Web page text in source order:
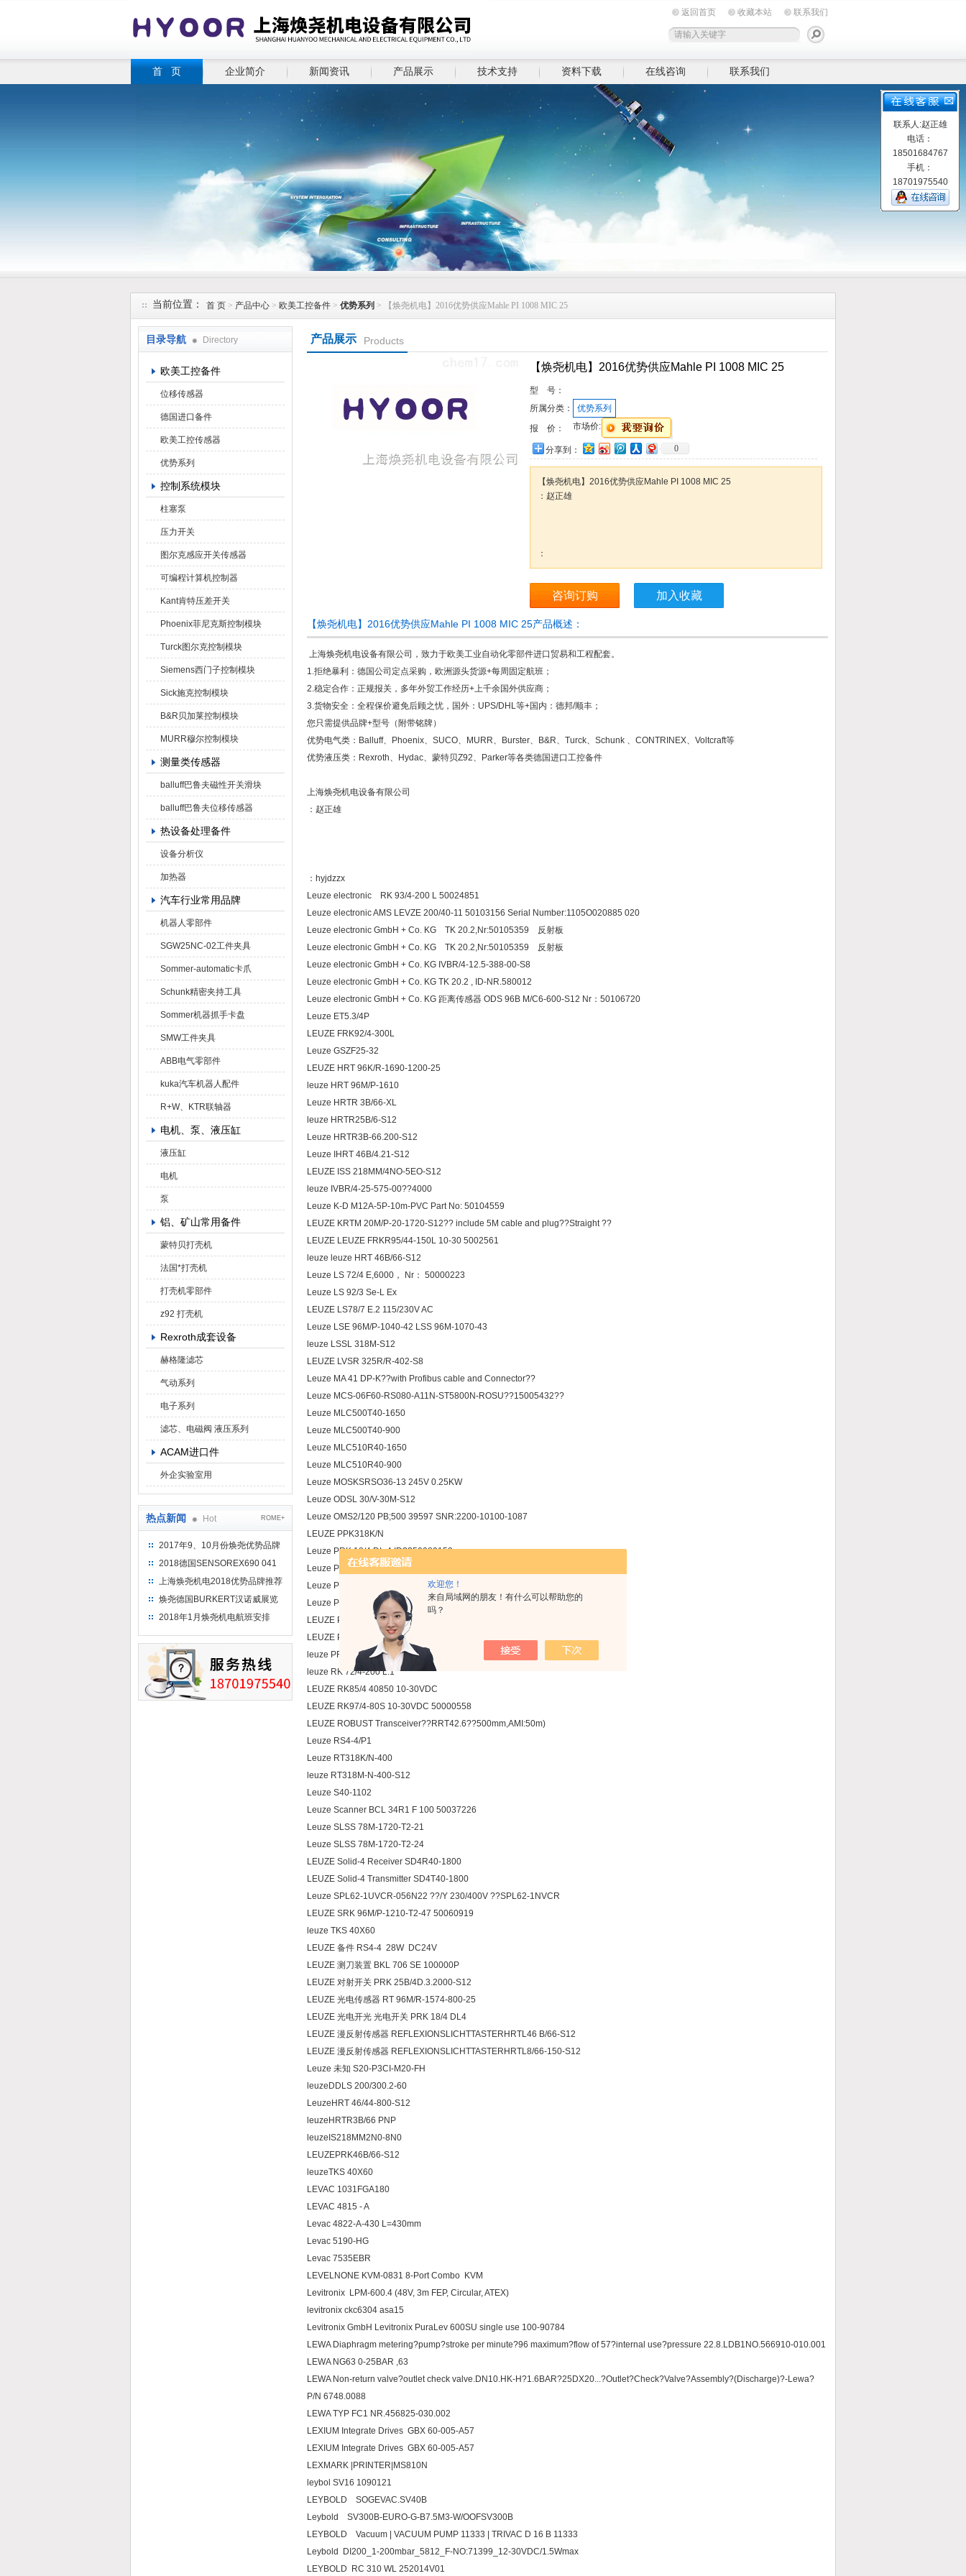
欢迎您！
来自局域网的朋友！有什么可以帮助您的
吗？
返回首页 收藏本站 联系我们
首 页 企业简介 新闻资讯 产品展示 技术支持 资料下载 在线咨询 联系我们
当前位置： 首 页 > 产品中心 > 欧美工控备件 > 优势系列 > 【焕尧机电】2016优势供应Mahle PI 1008 MIC 25
目录导航 Directory
欧美工控备件
位移传感器
德国进口备件
欧美工控传感器
优势系列
控制系统模块
柱塞泵
压力开关
图尔克感应开关传感器
可编程计算机控制器
Kant肯特压差开关
Phoenix菲尼克斯控制模块
Turck图尔克控制模块
Siemens西门子控制模块
Sick施克控制模块
B&R贝加莱控制模块
MURR穆尔控制模块
测量类传感器
balluff巴鲁夫磁性开关滑块
balluff巴鲁夫位移传感器
热设备处理备件
设备分析仪
加热器
汽车行业常用品牌
机器人零部件
SGW25NC-02工件夹具
Sommer-automatic卡爪
Schunk精密夹持工具
Sommer机器抓手卡盘
SMW工件夹具
ABB电气零部件
kuka汽车机器人配件
R+W、KTR联轴器
电机、泵、液压缸
液压缸
电机
泵
铝、矿山常用备件
蒙特贝打壳机
法国*打壳机
打壳机零部件
z92 打壳机
Rexroth成套设备
赫格隆滤芯
气动系列
电子系列
滤芯、电磁阀 液压系列
ACAM进口件
外企实验室用
热点新闻 Hot ROME+
2017年9、10月份焕尧优势品牌
推荐
2018德国SENSOREX690 041
415 D
上海焕尧机电2018优势品牌推荐
焕尧德国BURKERT汉诺威展览
（2018）
2018年1月焕尧机电航班安排
产品展示 Products
【焕尧机电】2016优势供应Mahle PI 1008 MIC 25
型 号：
所属分类：
优势系列
报 价：
市场价:
分享到： 0
【焕尧机电】2016优势供应Mahle PI 1008 MIC 25
：赵正雄
：
咨询订购 加入收藏
【焕尧机电】2016优势供应Mahle PI 1008 MIC 25产品概述：
上海焕尧机电设备有限公司，致力于欧美工业自动化零部件进口贸易和工程配套。
1.拒绝暴利：德国公司定点采购，欧洲源头货源+每周固定航班；
2.稳定合作：正规报关，多年外贸工作经历+上千余国外供应商；
3.货物安全：全程保价避免后顾之忧，国外：UPS/DHL等+国内：德邦/顺丰；
您只需提供品牌+型号（附带铭牌）
优势电气类：Balluff、Phoenix、SUCO、MURR、Burster、B&R、Turck、Schunk 、CONTRINEX、Voltcraft等
优势液压类：Rexroth、Hydac、蒙特贝Z92、Parker等各类德国进口工控备件
上海焕尧机电设备有限公司
：赵正雄
：hyjdzzx
Leuze electronic RK 93/4-200 L 50024851
Leuze electronic AMS LEVZE 200/40-11 50103156 Serial Number:1105O020885 020
Leuze electronic GmbH + Co. KG TK 20.2,Nr:50105359 反射板
Leuze electronic GmbH + Co. KG TK 20.2,Nr:50105359 反射板
Leuze electronic GmbH + Co. KG IVBR/4-12.5-388-00-S8
Leuze electronic GmbH + Co. KG TK 20.2 , ID-NR.580012
Leuze electronic GmbH + Co. KG 距离传感器 ODS 96B M/C6-600-S12 Nr：50106720
Leuze ET5.3/4P
LEUZE FRK92/4-300L
Leuze GSZF25-32
LEUZE HRT 96K/R-1690-1200-25
leuze HRT 96M/P-1610
Leuze HRTR 3B/66-XL
leuze HRTR25B/6-S12
Leuze HRTR3B-66.200-S12
Leuze IHRT 46B/4.21-S12
LEUZE ISS 218MM/4NO-5EO-S12
leuze IVBR/4-25-575-00??4000
Leuze K-D M12A-5P-10m-PVC Part No: 50104559
LEUZE KRTM 20M/P-20-1720-S12?? include 5M cable and plug??Straight ??
LEUZE LEUZE FRKR95/44-150L 10-30 5002561
leuze leuze HRT 46B/66-S12
Leuze LS 72/4 E,6000， Nr： 50000223
Leuze LS 92/3 Se-L Ex
LEUZE LS78/7 E.2 115/230V AC
Leuze LSE 96M/P-1040-42 LSS 96M-1070-43
leuze LSSL 318M-S12
LEUZE LVSR 325R/R-402-S8
Leuze MA 41 DP-K??with Profibus cable and Connector??
Leuze MCS-06F60-RS080-A11N-ST5800N-ROSU??15005432??
Leuze MLC500T40-1650
Leuze MLC500T40-900
Leuze MLC510R40-1650
Leuze MLC510R40-900
Leuze MOSKSRSO36-13 245V 0.25KW
Leuze ODSL 30/V-30M-S12
Leuze OMS2/120 PB;500 39597 SNR:2200-10100-1087
LEUZE PPK318K/N
Leuze PRK 18/4 DL.4 ID??50080153
Leuze PRK 95/44 L.4 ID?? 50025609
Leuze PRK 96K/P-1360-41
Leuze PRK5/4P-200-M12
LEUZE PRK96K/P-1360-41
LEUZE PRKL 25B/66.1-S12
leuze PRKL25B/66.1-S12
leuze RK 72/4-200 L.1
LEUZE RK85/4 40850 10-30VDC
LEUZE RK97/4-80S 10-30VDC 50000558
LEUZE ROBUST Transceiver??RRT42.6??500mm,AMI:50m)
Leuze RS4-4/P1
Leuze RT318K/N-400
leuze RT318M-N-400-S12
Leuze S40-1102
Leuze Scanner BCL 34R1 F 100 50037226
Leuze SLSS 78M-1720-T2-21
Leuze SLSS 78M-1720-T2-24
LEUZE Solid-4 Receiver SD4R40-1800
LEUZE Solid-4 Transmitter SD4T40-1800
Leuze SPL62-1UVCR-056N22 ??/Y 230/400V ??SPL62-1NVCR
LEUZE SRK 96M/P-1210-T2-47 50060919
leuze TKS 40X60
LEUZE 备件 RS4-4 28W DC24V
LEUZE 测刀装置 BKL 706 SE 100000P
LEUZE 对射开关 PRK 25B/4D.3.2000-S12
LEUZE 光电传感器 RT 96M/R-1574-800-25
LEUZE 光电开光 光电开关 PRK 18/4 DL4
LEUZE 漫反射传感器 REFLEXIONSLICHTTASTERHRTL46 B/66-S12
LEUZE 漫反射传感器 REFLEXIONSLICHTTASTERHRTL8/66-150-S12
Leuze 未知 S20-P3CI-M20-FH
leuzeDDLS 200/300.2-60
LeuzeHRT 46/44-800-S12
leuzeHRTR3B/66 PNP
leuzeIS218MM2N0-8N0
LEUZEPRK46B/66-S12
leuzeTKS 40X60
LEVAC 1031FGA180
LEVAC 4815 - A
Levac 4822-A-430 L=430mm
Levac 5190-HG
Levac 7535EBR
LEVELNONE KVM-0831 8-Port Combo KVM
Levitronix LPM-600.4 (48V, 3m FEP, Circular, ATEX)
levitronix ckc6304 asa15
Levitronix GmbH Levitronix PuraLev 600SU single use 100-90784
LEWA Diaphragm metering?pump?stroke per minute?96 maximum?flow of 57?internal use?pressure 22.8.LDB1NO.566910-010.001
LEWA NG63 0-25BAR ,63
LEWA Non-return valve?outlet check valve.DN10.HK-H?1.6BAR?25DX20...?Outlet?Check?Valve?Assembly?(Discharge)?-Lewa?
P/N 6748.0088
LEWA TYP FC1 NR.456825-030.002
LEXIUM Integrate Drives GBX 60-005-A57
LEXIUM Integrate Drives GBX 60-005-A57
LEXMARK |PRINTER|MS810N
leybol SV16 1090121
LEYBOLD SOGEVAC.SV40B
Leybold SV300B-EURO-G-B7.5M3-W/OOFSV300B
LEYBOLD Vacuum | VACUUM PUMP 11333 | TRIVAC D 16 B 11333
Leybold DI200_1-200mbar_5812_F-NO:71399_12-30VDC/1.5Wmax
LEYBOLD RC 310 WL 252014V01
联系人:赵正雄
电话：
18501684767
手机：
18701975540